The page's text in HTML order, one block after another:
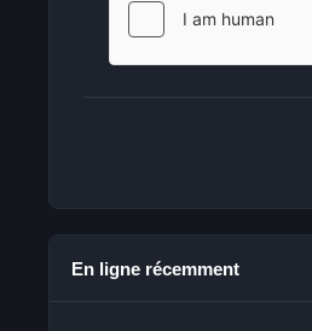
En ligne récemment